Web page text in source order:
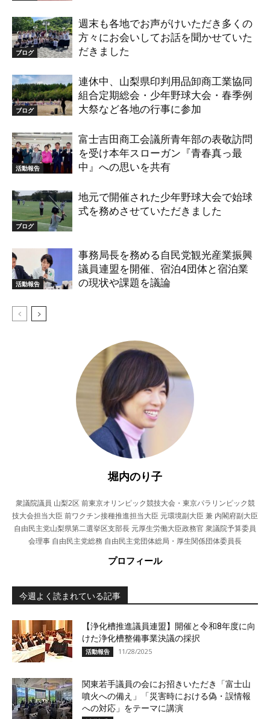
ブログ
週末も各地でお声がけいただき多くの
方々にお会いしてお話を聞かせていた
だきました
ブログ
連休中、山梨県印判用品卸商工業協同
組合定期総会・少年野球大会・春季例
大祭など各地の行事に参加
活動報告
富士吉田商工会議所青年部の表敬訪問
を受け本年スローガン『青春真っ最
中』への思いを共有
ブログ
地元で開催された少年野球大会で始球
式を務めさせていただきました
活動報告
事務局長を務める自民党観光産業振興
議員連盟を開催、宿泊4団体と宿泊業
の現状や課題を議論
堀内のり子
衆議院議員 山梨2区 前東京オリンピック競技大会・東京パラリンピック競
技大会担当大臣 前ワクチン接種推進担当大臣 元環境副大臣 兼 内閣府副大臣
自由民主党山梨県第二選挙区支部長 元厚生労働大臣政務官 衆議院予算委員
会理事 自由民主党総務 自由民主党団体総局・厚生関係団体委員長
プロフィール
今週よく読まれている記事
【浄化槽推進議員連盟】開催と令和8年度に向
けた浄化槽整備事業決議の採択
活動報告 11/28/2025
関東若手議員の会にお招きいただき「富士山
噴火への備え」「災害時における偽・誤情報
への対応」をテーマに講演